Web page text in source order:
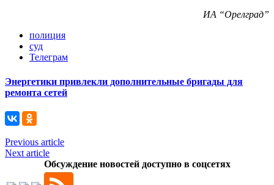
ИА “Орелград”
полиция
суд
Телеграм
Энергетики привлекли дополнительные бригады для
ремонта сетей
Previous article
Next article
Обсуждение новостей доступно в соцсетях